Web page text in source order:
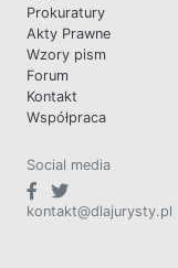
Prokuratury
Akty Prawne
Wzory pism
Forum
Kontakt
Współpraca
Social media
kontakt@dlajurysty.pl